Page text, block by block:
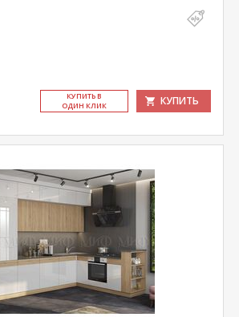
КУ­ПИТЬ В
ОДИН КЛИК
КУПИТЬ